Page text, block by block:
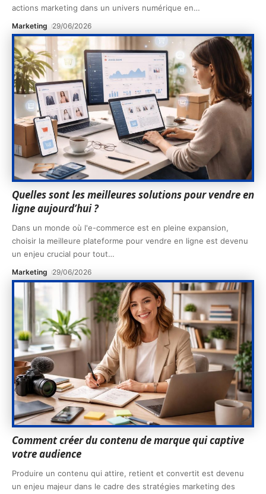
actions marketing dans un univers numérique en…
Marketing 29/06/2026
Quelles sont les meilleures solutions pour vendre en
ligne aujourd’hui ?
Dans un monde où l'e-commerce est en pleine expansion,
choisir la meilleure plateforme pour vendre en ligne est devenu
un enjeu crucial pour tout…
Marketing 29/06/2026
Comment créer du contenu de marque qui captive
votre audience
Produire un contenu qui attire, retient et convertit est devenu
un enjeu majeur dans le cadre des stratégies marketing des